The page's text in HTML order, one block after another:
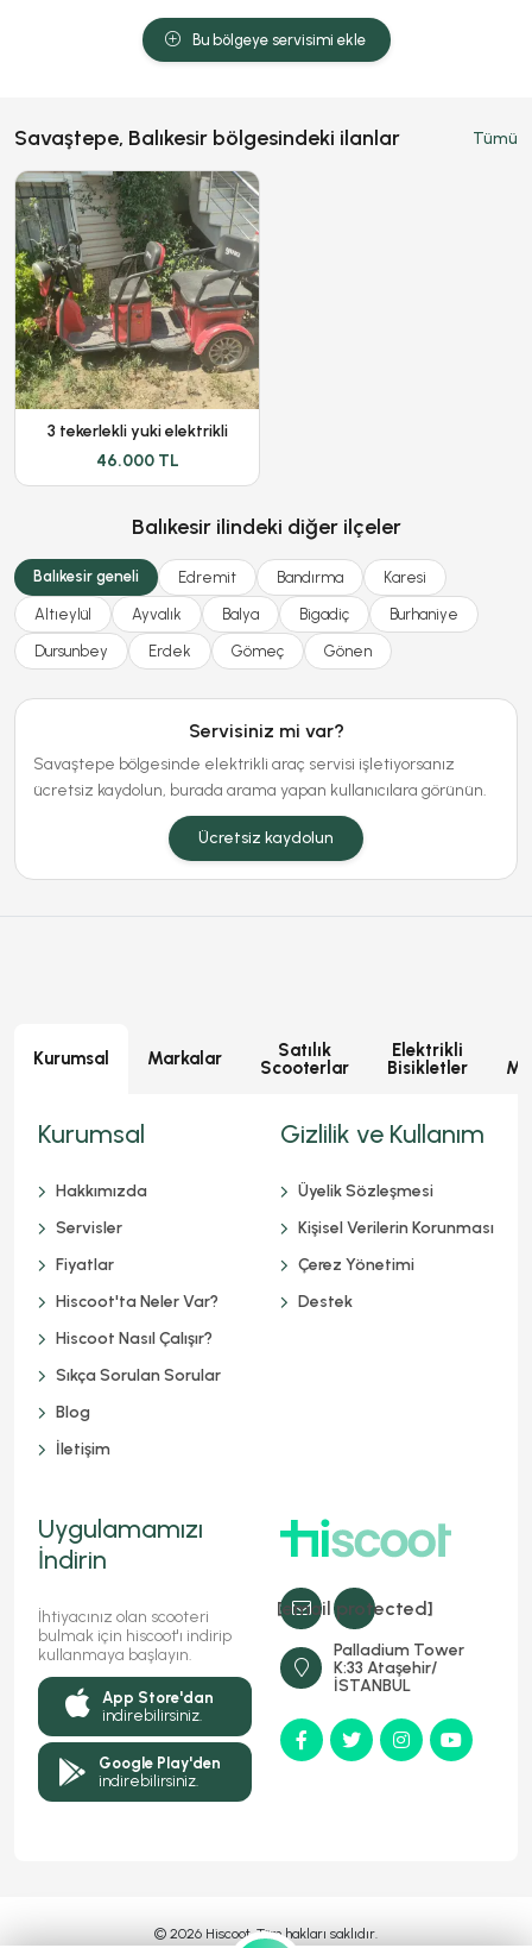
Bu bölgeye servisimi ekle
Savaştepe, Balıkesir bölgesindeki ilanlar Tümü
3 tekerlekli yuki elektrikli
46.000 TL
Balıkesir ilindeki diğer ilçeler
Balıkesir geneli Edremit Bandırma Karesi
Altıeylül Ayvalık Balya Bigadiç Burhaniye
Dursunbey Erdek Gömeç Gönen
Servisiniz mi var?
Savaştepe bölgesinde elektrikli araç servisi işletiyorsanız
ücretsiz kaydolun, burada arama yapan kullanıcılara görünün.
Ücretsiz kaydolun
Kurumsal Markalar
Satılık
Scooterlar
Elektrikli
Bisikletler
[email protected]
Palladium Tower
K:33 Ataşehir/
İSTANBUL
Kurumsal
Hakkımızda
Servisler
Fiyatlar
Hiscoot'ta Neler Var?
Hiscoot Nasıl Çalışır?
Sıkça Sorulan Sorular
Blog
İletişim
Gizlilik ve Kullanım
Üyelik Sözleşmesi
Kişisel Verilerin Korunması
Çerez Yönetimi
Destek
Uygulamamızı
İndirin
İhtiyacınız olan scooteri
bulmak için hiscoot'ı indirip
kullanmaya başlayın.
App Store'dan
indirebilirsiniz.
Google Play'den
indirebilirsiniz.
© 2026 Hiscoot, Tüm hakları saklıdır.